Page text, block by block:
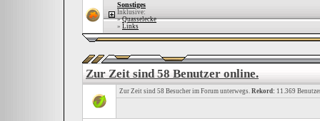
Sonstiges
Inklusive:
»Quasselecke
» Links
Zur Zeit sind 58 Benutzer online.
Zur Zeit sind 58 Besucher im Forum unterwegs. Rekord: 11.369